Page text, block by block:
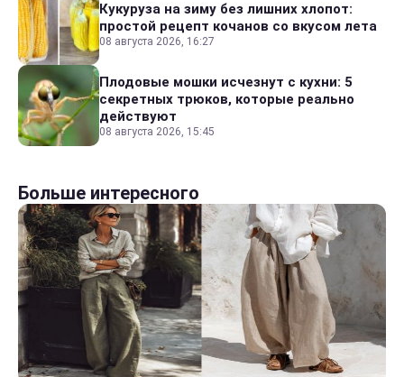
Кукуруза на зиму без лишних хлопот:
простой рецепт кочанов со вкусом лета
08 августа 2026, 16:27
Плодовые мошки исчезнут с кухни: 5
секретных трюков, которые реально
действуют
08 августа 2026, 15:45
Больше интересного